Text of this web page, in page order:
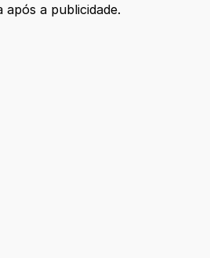
após a publicidade.